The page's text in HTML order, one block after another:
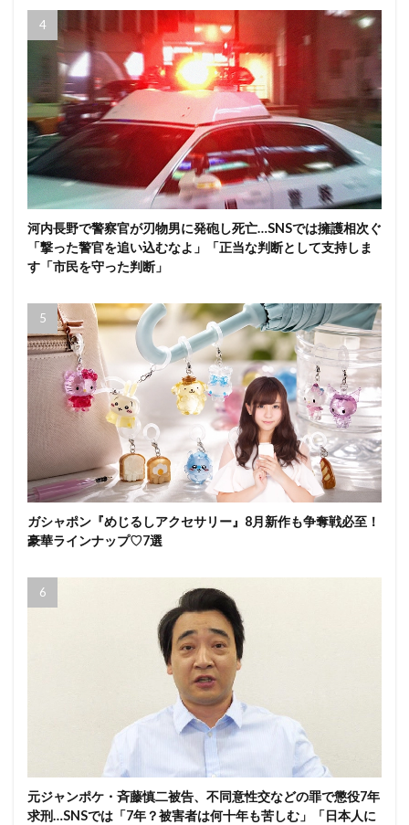
河内長野で警察官が刃物男に発砲し死亡…SNSでは擁護相次ぐ
「撃った警官を追い込むなよ」「正当な判断として支持しま
す「市民を守った判断」
ガシャポン『めじるしアクセサリー』8月新作も争奪戦必至！
豪華ラインナップ♡7選
元ジャンポケ・斉藤慎二被告、不同意性交などの罪で懲役7年
求刑…SNSでは「7年？被害者は何十年も苦しむ」「日本人に